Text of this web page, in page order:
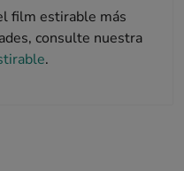
film estirable más
consulte nuestra
.